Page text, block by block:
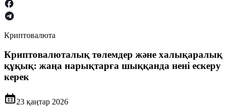
Криптовалюта
Криптовалюталық төлемдер және халықаралық
құқық: жаңа нарықтарға шыққанда нені ескеру
керек
23 қаңтар 2026